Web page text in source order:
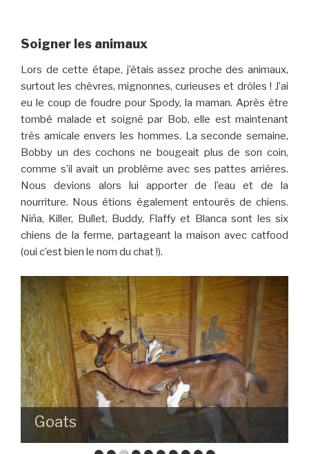
Soigner les animaux
Lors de cette étape, j’étais assez proche des animaux,
surtout les chèvres, mignonnes, curieuses et drôles ! J’ai
eu le coup de foudre pour Spody, la maman. Après être
tombé malade et soigné par Bob, elle est maintenant
très amicale envers les hommes. La seconde semaine,
Bobby un des cochons ne bougeait plus de son coin,
comme s’il avait un problème avec ses pattes arrières.
Nous devions alors lui apporter de l’eau et de la
nourriture. Nous étions également entourés de chiens.
Niña, Killer, Bullet, Buddy, Flaffy et Blanca sont les six
chiens de la ferme, partageant la maison avec catfood
(oui c’est bien le nom du chat !).
Goats